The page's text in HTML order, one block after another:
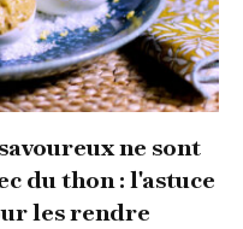
ne sont
du thon : l'astuce
les rendre